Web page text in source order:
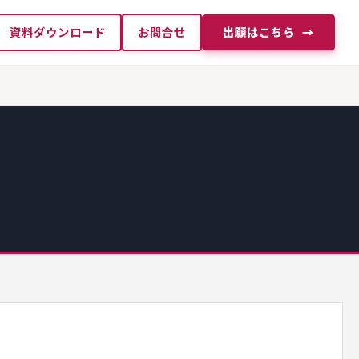
資料ダウンロード お問合せ 出願はこちら →